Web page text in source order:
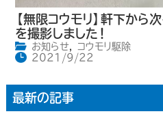
【無限コウモリ】軒下から
を撮影しました！
お知らせ,
コウモリ駆除
2021/9/22
最新の記事